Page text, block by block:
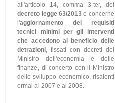
all'articolo 14, comma 3-ter, del
decreto legge 63/2013 e concerne
l'aggiornamento dei requisiti
tecnici minimi per gli interventi
che accedono al beneficio delle
detrazioni, fissati con decreti del
Ministro dell'economia e delle
finanze, di concerto con il Ministro
dello sviluppo economico, risalenti
ormai al 2007 e al 2008.